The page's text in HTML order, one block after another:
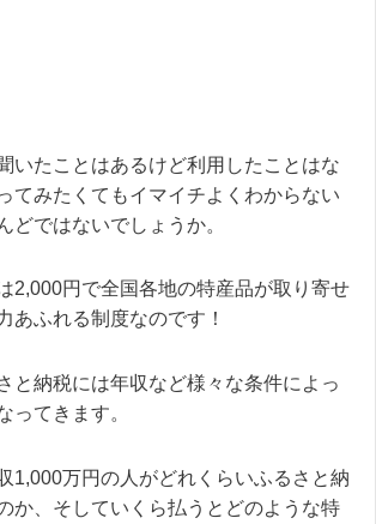
いたことはあるけど利用したことはな
てみたくてもイマイチよくわからない
どではないでしょうか。
2,000円で全国各地の特産品が取り寄せ
あふれる制度なのです！
と納税には年収など様々な条件によっ
ってきます。
1,000万円の人がどれくらいふるさと納
か、そしていくら払うとどのような特